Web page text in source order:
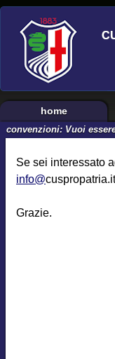
home
convenzioni: Vuoi
Se sei interessato
info@
Grazie.